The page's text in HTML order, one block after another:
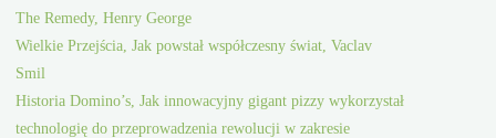
The Remedy, Henry George
Wielkie Przejścia, Jak powstał współczesny świat, Vaclav
Smil
Historia Domino’s, Jak innowacyjny gigant pizzy wykorzystał
technologię do przeprowadzenia rewolucji w zakresie